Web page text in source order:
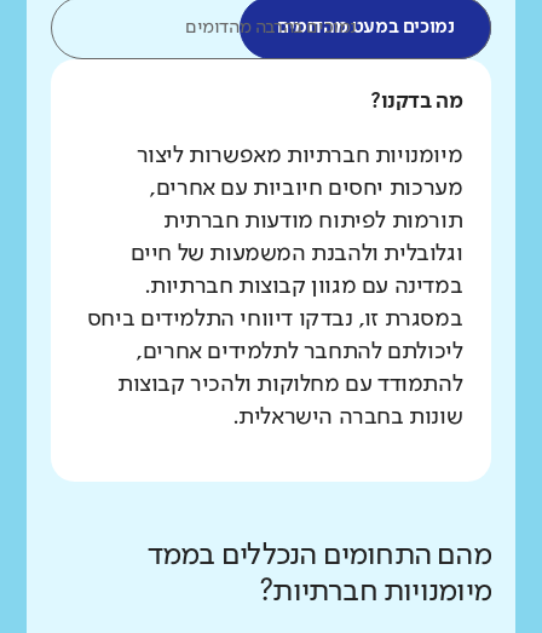
נמוכים במעט מהדומיםנמוכים בהרבה מהדומים
מה בדקנו?
מיומנויות חברתיות מאפשרות ליצור
מערכות יחסים חיוביות עם אחרים,
תורמות לפיתוח מודעות חברתית
וגלובלית ולהבנת המשמעות של חיים
במדינה עם מגוון קבוצות חברתיות.
במסגרת זו, נבדקו דיווחי התלמידים ביחס
ליכולתם להתחבר לתלמידים אחרים,
להתמודד עם מחלוקות ולהכיר קבוצות
שונות בחברה הישראלית.
מהם התחומים הנכללים בממד
מיומנויות חברתיות?